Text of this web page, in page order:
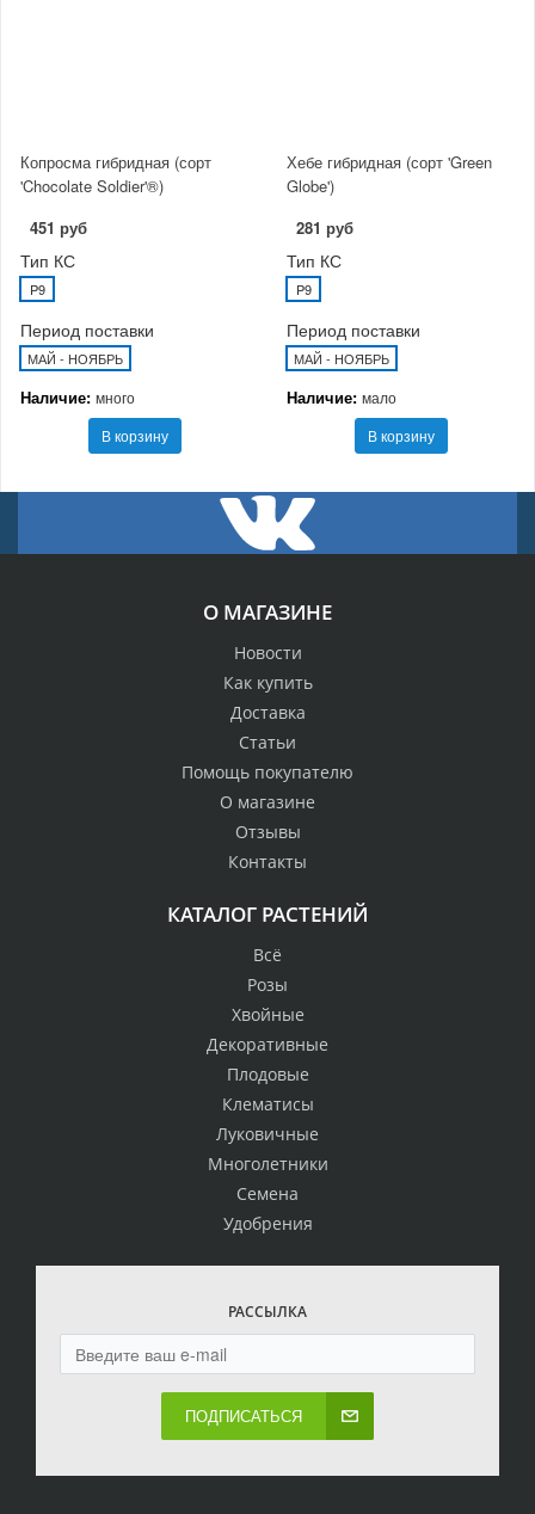
Копросма гибридная (сорт
'Chocolate Soldier'®)
451 руб
Тип КС
P9
Период поставки
МАЙ - НОЯБРЬ
Наличие: много
В корзину
Хебе гибридная (сорт 'Green
Globe')
281 руб
Тип КС
P9
Период поставки
МАЙ - НОЯБРЬ
Наличие: мало
В корзину
О МАГАЗИНЕ
Новости
Как купить
Доставка
Статьи
Помощь покупателю
О магазине
Отзывы
Контакты
КАТАЛОГ РАСТЕНИЙ
Всё
Розы
Хвойные
Декоративные
Плодовые
Клематисы
Луковичные
Многолетники
Семена
Удобрения
РАССЫЛКА
ПОДПИСАТЬСЯ